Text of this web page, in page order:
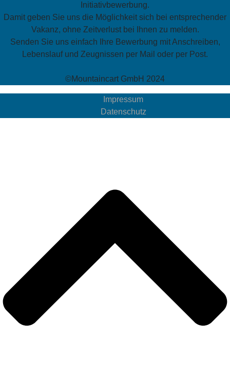
Initiativbewerbung.
Damit geben Sie uns die Möglichkeit sich bei entsprechender
Vakanz, ohne Zeitverlust bei Ihnen zu melden.
Senden Sie uns einfach Ihre Bewerbung mit Anschreiben,
Lebenslauf und Zeugnissen per Mail oder per Post.
©Mountaincart GmbH 2024
Impressum
Datenschutz